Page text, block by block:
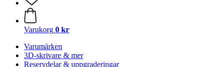
Varukorg 0 kr
Varumärken
3D-skrivare & mer
Reservdelar & uppgraderingar